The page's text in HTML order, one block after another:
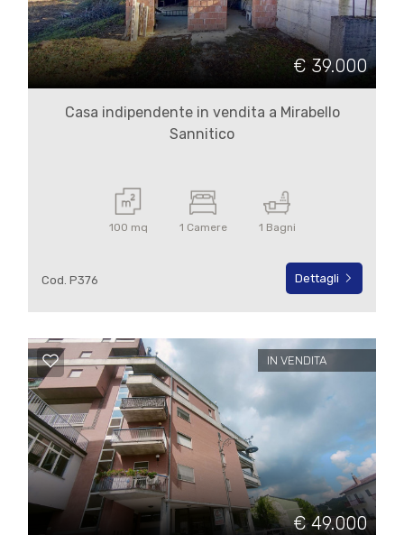
€ 39.000
Casa indipendente in vendita a Mirabello
Sannitico
100 mq 1 Camere 1 Bagni
Cod. P376 Dettagli
IN VENDITA
€ 49.000
Commerciali
mq